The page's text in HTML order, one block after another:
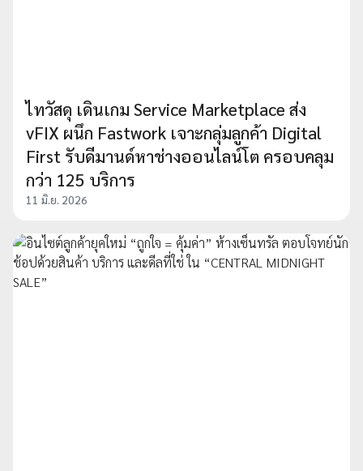
ไทวัสดุ เดินเกม Service Marketplace ส่ง
vFIX ผนึก Fastwork เจาะกลุ่มลูกค้า Digital
First รับดีมานด์หาช่างออนไลน์โต ครอบคลุม
กว่า 125 บริการ
11 มิ.ย. 2026